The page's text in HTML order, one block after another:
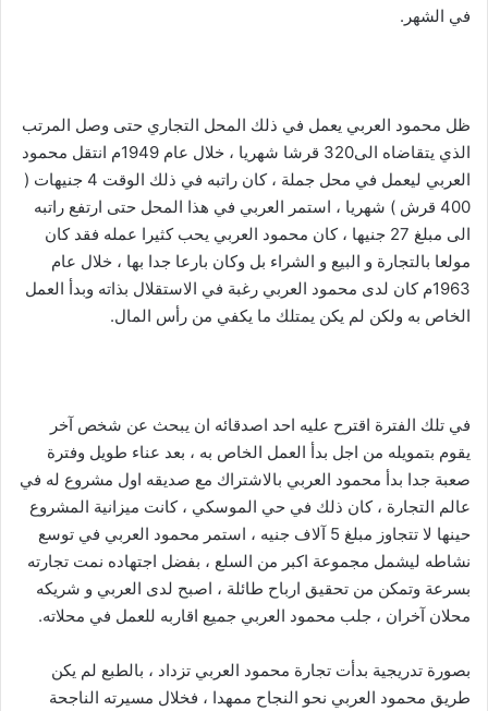
في الشهر.
ظل محمود العربي يعمل في ذلك المحل التجاري حتى وصل المرتب
الذي يتقاضاه الى320 قرشا شهريا ، خلال عام 1949م انتقل محمود
العربي ليعمل في محل جملة ، كان راتبه في ذلك الوقت 4 جنيهات (
400 قرش ) شهريا ، استمر العربي في هذا المحل حتى ارتفع راتبه
الى مبلغ 27 جنيها ، كان محمود العربي يحب كثيرا عمله فقد كان
مولعا بالتجارة و البيع و الشراء بل وكان بارعا جدا بها ، خلال عام
1963م كان لدى محمود العربي رغبة في الاستقلال بذاته وبدأ العمل
الخاص به ولكن لم يكن يمتلك ما يكفي من رأس المال.
في تلك الفترة اقترح عليه احد اصدقائه ان يبحث عن شخص آخر
يقوم بتمويله من اجل بدأ العمل الخاص به ، بعد عناء طويل وفترة
صعبة جدا بدأ محمود العربي بالاشتراك مع صديقه اول مشروع له في
عالم التجارة ، كان ذلك في حي الموسكي ، كانت ميزانية المشروع
حينها لا تتجاوز مبلغ 5 آلاف جنيه ، استمر محمود العربي في توسع
نشاطه ليشمل مجموعة اكبر من السلع ، بفضل اجتهاده نمت تجارته
بسرعة وتمكن من تحقيق ارباح طائلة ، اصبح لدى العربي و شريكه
محلان آخران ، جلب محمود العربي جميع اقاربه للعمل في محلاته.
بصورة تدريجية بدأت تجارة محمود العربي تزداد ، بالطبع لم يكن
طريق محمود العربي نحو النجاح ممهدا ، فخلال مسيرته الناجحة